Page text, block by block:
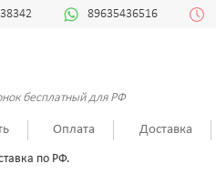
89635436516
бесплатный для РФ
Оплата Доставка
по РФ.